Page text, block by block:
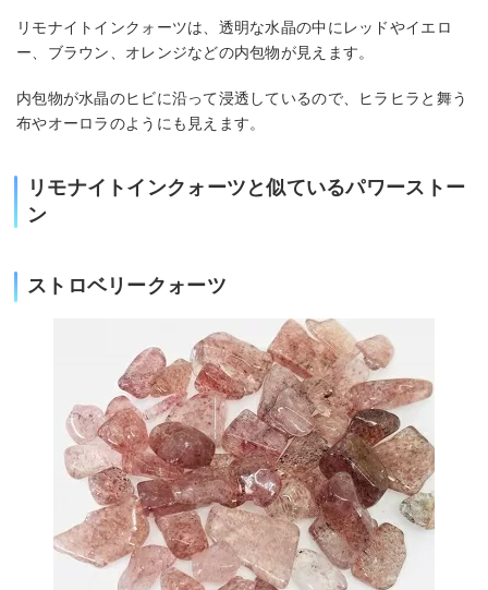
リモナイトインクォーツは、透明な水晶の中にレッドやイエロ
ー、ブラウン、オレンジなどの内包物が見えます。
内包物が水晶のヒビに沿って浸透しているので、ヒラヒラと舞う
布やオーロラのようにも見えます。
リモナイトインクォーツと似ているパワーストー
ン
ストロベリークォーツ